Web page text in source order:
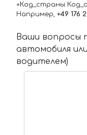
+Код_страны
Например, +49 176
Ваши вопросы
автомобиля
водителем)